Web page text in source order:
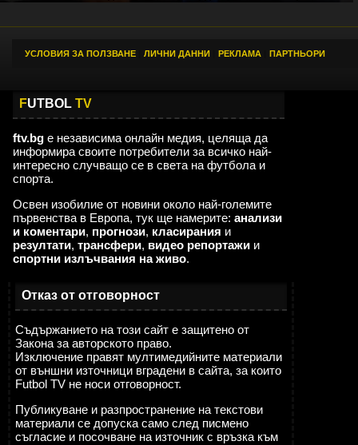
УСЛОВИЯ ЗА ПОЛЗВАНЕ ЛИЧНИ ДАННИ РЕКЛАМА ПАРТНЬОРИ
FUTBOL TV
ftv.bg е независима онлайн медия, целяща да
информира своите потребители за всичко най-
интересно случващо се в света на футбола и
спорта.
Освен изобилие от новини около най-големите
първенства в Европа, тук ще намерите: анализи
и коментари, прогнози, класирания и
резултати, трансфери, видео репортажи и
спортни излъчвания на живо.
Отказ от отговорност
Съдържанието на този сайт е защитено от
Закона за авторското право.
Изключение правят мултимедийните материали
от външни източници вградени в сайта, за които
Futbol TV не носи отговорност.
Публикуване и разпространение на текстови
материали се допуска само след писмено
съгласие и посочване на източник с връзка към